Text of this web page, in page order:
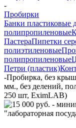
-
Пробирки
Банки пластиковые
полипропиленовые
ПастераПипетки
полиэтиленовые
полипропиленовые
Петри (пластик)
-Пробирка, без
мм., без делений,
250 шт, EximLAB)